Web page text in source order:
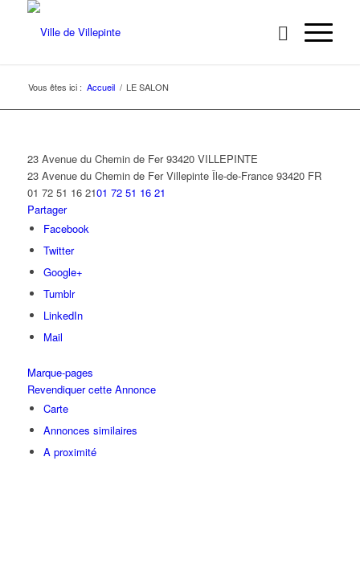
Vous êtes ici : Accueil / LE SALON
23 Avenue du Chemin de Fer 93420 VILLEPINTE
23 Avenue du Chemin de Fer Villepinte Île-de-France 93420 FR
01 72 51 16 2101 72 51 16 21
Partager
Facebook
Twitter
Google+
Tumblr
LinkedIn
Mail
Marque-pages
Revendiquer cette Annonce
Carte
Annonces similaires
A proximité